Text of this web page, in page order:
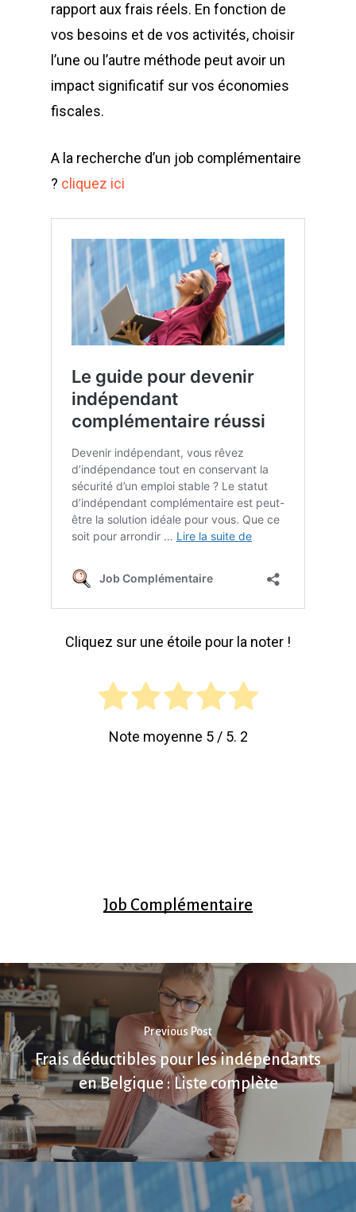
rapport aux frais réels. En fonction de
vos besoins et de vos activités, choisir
l’une ou l’autre méthode peut avoir un
impact significatif sur vos économies
fiscales.
A la recherche d’un job complémentaire
? cliquez ici
Cliquez sur une étoile pour la noter !
Note moyenne 5/ 5. 2
Job Complémentaire
Previous Post
Frais déductibles pour les indépendants
en Belgique : Liste complète